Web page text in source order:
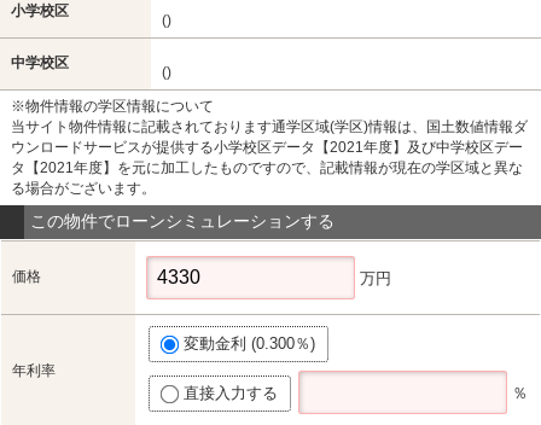
小学校区
()
中学校区
()
※物件情報の学区情報について
当サイト物件情報に記載されております通学区域(学区)情報は、国土数値情報ダ
ウンロードサービスが提供する小学校区データ【2021年度】及び中学校区デー
タ【2021年度】を元に加工したものですので、記載情報が現在の学区域と異な
る場合がございます。
この物件でローンシミュレーションする
価格 万円
年利率
変動金利 (0.300％)
直接入力する ％